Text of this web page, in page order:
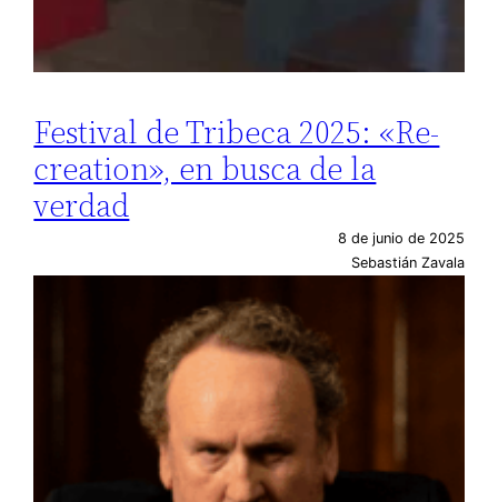
Festival de Tribeca 2025: «Re-
creation», en busca de la
verdad
8 de junio de 2025
Sebastián Zavala